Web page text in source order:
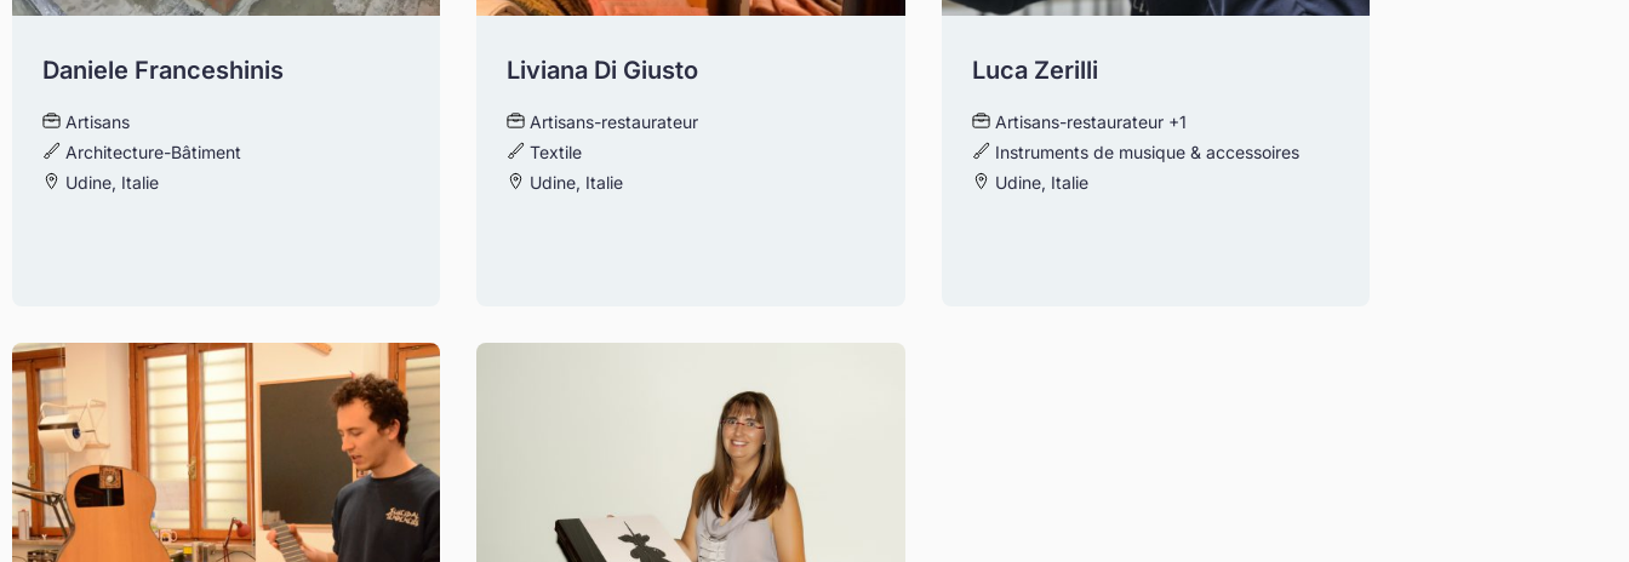
Daniele Franceshinis
Artisans
Architecture-Bâtiment
Udine, Italie
Liviana Di Giusto
Artisans-restaurateur
Textile
Udine, Italie
Luca Zerilli
Artisans-restaurateur+1
Instruments de musique & accessoires
Udine, Italie